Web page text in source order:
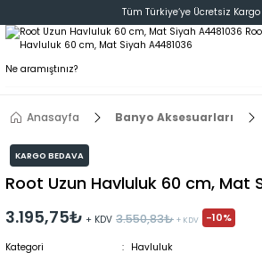
Tüm Türkiye‘ye Ücretsiz Kargo
Anasayfa Banyo Aksesuarları
KARGO BEDAVA
Root Uzun Havluluk 60 cm, Mat
3.195,75₺ + KDV 3.550,83₺ + KDV -10%
Kategori
Havluluk